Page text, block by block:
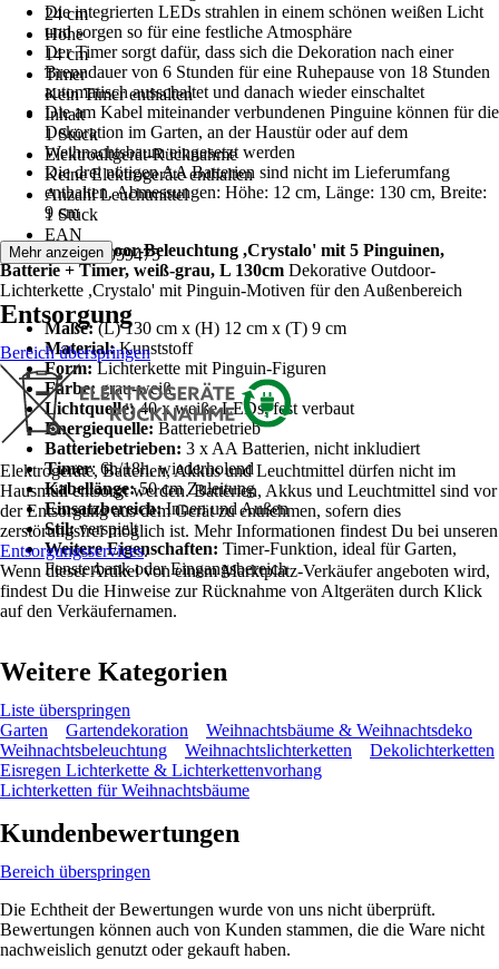
24 cm
Höhe
14 cm
Timer
Kein Timer enthalten
Inhalt
1 Stück
Elektroaltgerät-Rücknahme
Keine Elektrogeräte enthalten
Anzahl Leuchtmittel
1 Stück
EAN
7391482059475
Die integrierten LEDs strahlen in einem schönen weißen Licht
und sorgen so für eine festliche Atmosphäre
Der Timer sorgt dafür, dass sich die Dekoration nach einer
Brenndauer von 6 Stunden für eine Ruhepause von 18 Stunden
automatisch ausschaltet und danach wieder einschaltet
Die am Kabel miteinander verbundenen Pinguine können für die
Dekoration im Garten, an der Haustür oder auf dem
Weihnachtsbaum eingesetzt werden
Die drei nötigen AA Batterien sind nicht im Lieferumfang
enthalten. Abmessungen: Höhe: 12 cm, Länge: 130 cm, Breite:
9 cm
Niedliche Outdoor-Beleuchtung ,Crystalo' mit 5 Pinguinen,
Batterie + Timer, weiß-grau, L 130cm Dekorative Outdoor-
Lichterkette ,Crystalo' mit Pinguin-Motiven für den Außenbereich
Maße:(L) 130 cm x (H) 12 cm x (T) 9 cm
Material:Kunststoff
Form: Lichterkette mit Pinguin-Figuren
Farbe: grau-weiß
Lichtquelle:40 x weiße LEDs, fest verbaut
Energiequelle: Batteriebetrieb
Batteriebetrieben: 3 x AA Batterien, nicht inkludiert
Timer: 6h/18h, wiederholend
Kabellänge:50 cm Zuleitung
Einsatzbereich:Innen und Außen
Stil:verspielt
Weitere Eigenschaften: Timer-Funktion, ideal für Garten,
Fensterbank oder Eingangsbereich
Mehr anzeigen
Entsorgung
Bereich überspringen
Elektrogeräte, Batterien, Akkus und Leuchtmittel dürfen nicht im
Hausmüll entsorgt werden. Batterien, Akkus und Leuchtmittel sind vor
der Entsorgung aus dem Gerät zu entnehmen, sofern dies
zerstörungsfrei möglich ist. Mehr Informationen findest Du bei unseren
Entsorgungsservices.
Wenn dieser Artikel von einem Marktplatz-Verkäufer angeboten wird,
findest Du die Hinweise zur Rücknahme von Altgeräten durch Klick
auf den Verkäufernamen.
Weitere Kategorien
Liste überspringen
Garten
Gartendekoration
Weihnachtsbäume & Weihnachtsdeko
Weihnachtsbeleuchtung
Weihnachtslichterketten
Dekolichterketten
Eisregen Lichterkette & Lichterkettenvorhang
Lichterketten für Weihnachtsbäume
Kundenbewertungen
Bereich überspringen
Die Echtheit der Bewertungen wurde von uns nicht überprüft.
Bewertungen können auch von Kunden stammen, die die Ware nicht
nachweislich genutzt oder gekauft haben.